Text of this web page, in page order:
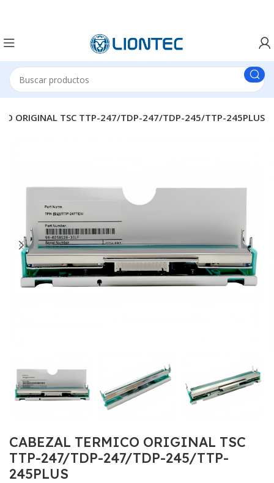
ORIGINAL TSC TTP-247/TDP-247/TDP-245/TTP-245PLUS
CABEZAL TERMICO ORIGINAL TSC
TTP-247/TDP-247/TDP-245/TTP-
245PLUS